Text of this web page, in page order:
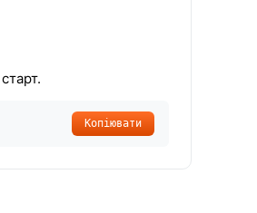
Копіювати